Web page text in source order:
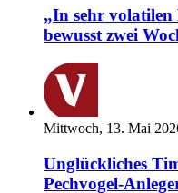
„In sehr volatilen
bewusst zwei
Mittwoch, 13. Mai
Unglückliches
Pechvogel-